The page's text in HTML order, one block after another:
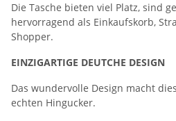
Die Tasche bieten viel Platz, sind
hervorragend als Einkaufskorb,
Shopper.
EINZIGARTIGE DEUTCHE DESIGN
Das wundervolle Design macht
echten Hingucker.